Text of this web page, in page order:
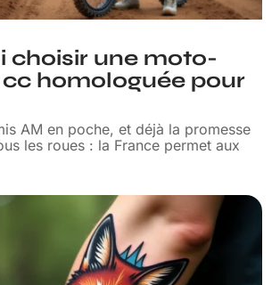
choisir une moto-
homologuée pour
AM en poche, et déjà la promesse
les roues : la France permet aux